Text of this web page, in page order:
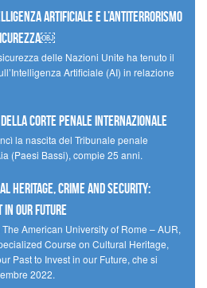
artificiale e l’antiterrorismo
delle Nazioni Unite ha tenuto il
Artificiale (AI) in relazione
della Corte penale internazionale
la nascita del Tribunale penale
(Paesi Bassi), compie 25 anni.
Heritage, Crime and Security:
in our Future
American University of Rome – AUR,
Course on Cultural Heritage,
Past to Invest in our Future, che si
2022.